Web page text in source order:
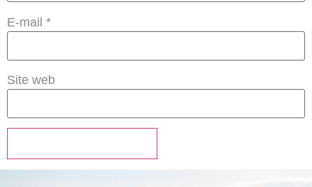
E-mail *
Site web